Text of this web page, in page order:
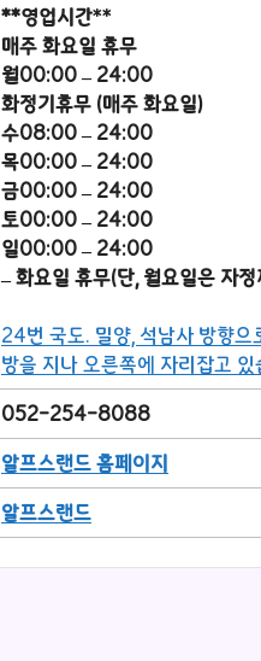
**영업시간**
매주 화요일 휴무
월00:00 – 24:00
화정기휴무 (매주 화요일)
수08:00 – 24:00
목00:00 – 24:00
금00:00 – 24:00
토00:00 – 24:00
일00:00 – 24:00
– 화요일 휴무(단, 월요일은 자
24번 국도. 밀양, 석남사 방향
방을 지나 오른쪽에 자리잡고
052-254-8088
알프스랜드 홈페이지
알프스랜드